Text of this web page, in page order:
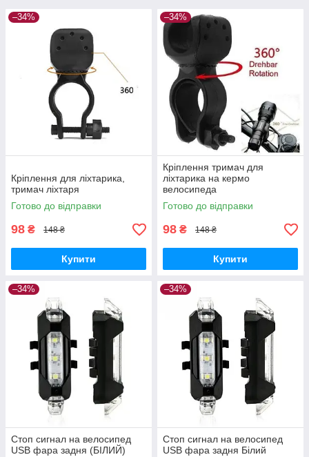
–34%
Кріплення для ліхтарика,
тримач ліхтаря
Готово до відправки
98 ₴ 148 ₴
Купити
–34%
Кріплення тримач для
ліхтарика на кермо
велосипеда
Готово до відправки
98 ₴ 148 ₴
Купити
–34%
Стоп сигнал на велосипед
USB фара задня (БІЛИЙ)
–34%
Стоп сигнал на велосипед
USB фара задня Білий